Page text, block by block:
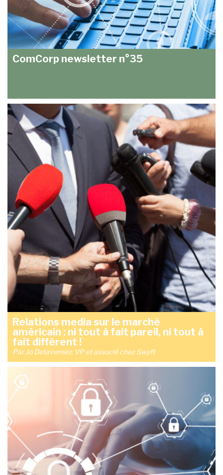
ComCorp newsletter n°35
Relations media sur le marché
américain : ni tout à fait pareil, ni tout à
fait différent !
Par Jo Detavernier, VP et associé chez Swyft